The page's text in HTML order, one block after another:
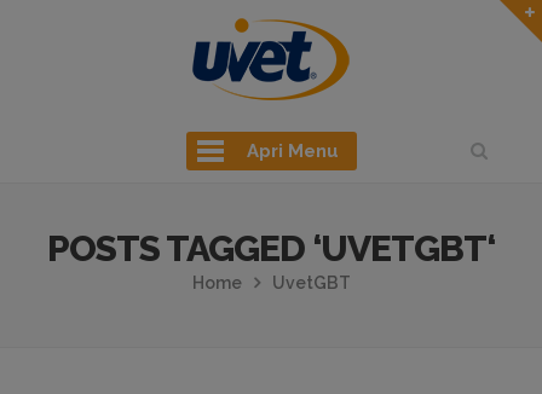
Apri Menu
POSTS TAGGED ‘UVETGBT‘
Home UvetGBT